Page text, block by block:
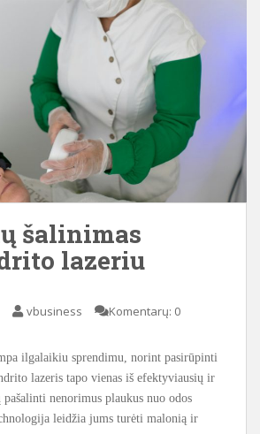
šalinimas
lazeriu
vbusiness Komentarų: 0
ilgalaikiu sprendimu, norint pasirūpinti
lazeris tapo vienas iš efektyviausių ir
nenorimus plaukus nuo odos
leidžia jums turėti malonią ir